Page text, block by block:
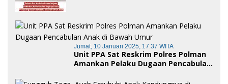
Jumat, 10 Januari 2025, 17:37 WITA
Unit PPA Sat Reskrim Polres Polman
Amankan Pelaku Dugaan Pencabulan